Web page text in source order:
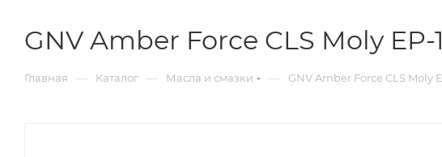
GNV Amber Force CLS Moly
Главная — Каталог — Масла и смазки — GNV Amber Force CLS Moly